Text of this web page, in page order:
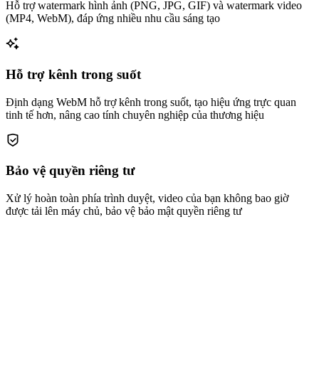
Hỗ trợ watermark hình ảnh (PNG, JPG, GIF) và watermark video
(MP4, WebM), đáp ứng nhiều nhu cầu sáng tạo
Hỗ trợ kênh trong suốt
Định dạng WebM hỗ trợ kênh trong suốt, tạo hiệu ứng trực quan
tinh tế hơn, nâng cao tính chuyên nghiệp của thương hiệu
Bảo vệ quyền riêng tư
Xử lý hoàn toàn phía trình duyệt, video của bạn không bao giờ
được tải lên máy chủ, bảo vệ bảo mật quyền riêng tư